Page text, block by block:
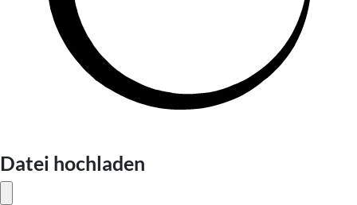
Datei hochladen